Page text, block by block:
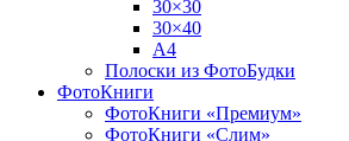
30×30
30×40
A4
Полоски из ФотоБудки
ФотоКниги
ФотоКниги «Премиум»
ФотоКниги «Слим»